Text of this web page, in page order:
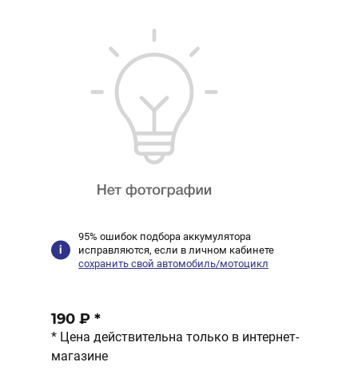
95% ошибок подбора аккумулятора
исправляются, если в личном кабинете
сохранить свой автомобиль/мотоцикл
190 ₽ *
* Цена действительна только в интернет-
магазине